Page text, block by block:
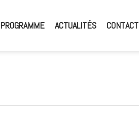
PROGRAMME ACTUALITÉS CONTACT